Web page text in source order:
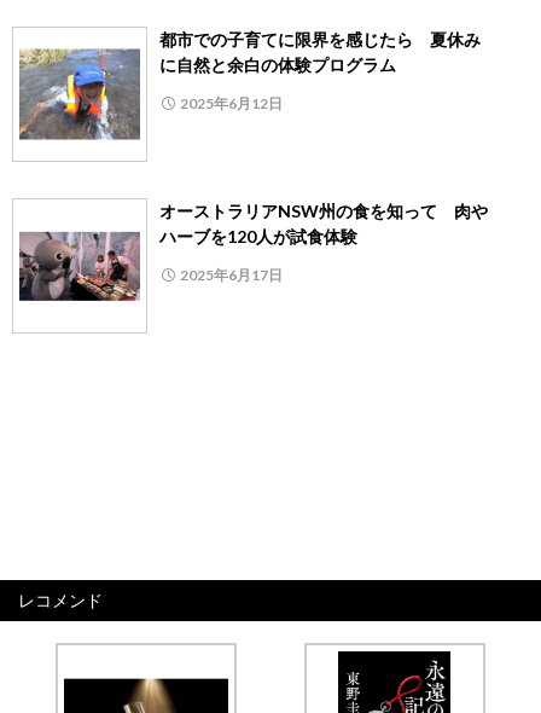
都市での子育てに限界を感じたら 夏休み
に自然と余白の体験プログラム
2025年6月12日
オーストラリアNSW州の食を知って 肉や
ハーブを120人が試食体験
2025年6月17日
レコメンド